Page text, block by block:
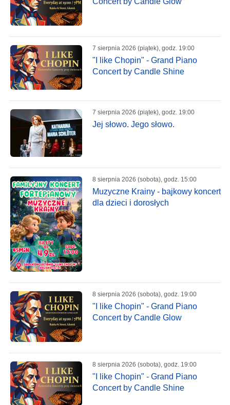
7 sierpnia 2026 (piątek), godz. 19:00
"I like Chopin" - Grand Piano
Concert by Candle Shine
7 sierpnia 2026 (piątek), godz. 19:00
Jej słowo. Jego słowo.
8 sierpnia 2026 (sobota), godz. 15:00
Muzyczne Krainy - bajkowy koncert
dla dzieci i dorosłych
8 sierpnia 2026 (sobota), godz. 19:00
"I like Chopin" - Grand Piano
Concert by Candle Glow
8 sierpnia 2026 (sobota), godz. 19:00
"I like Chopin" - Grand Piano
Concert by Candle Shine